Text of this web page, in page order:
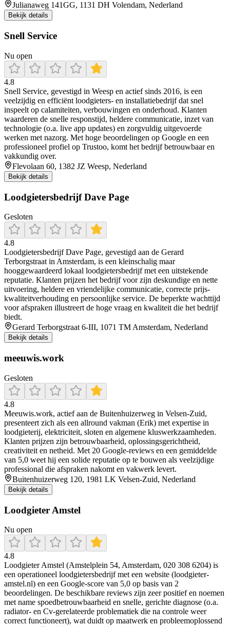
Julianaweg 141GG, 1131 DH Volendam, Nederland
Bekijk details
Snell Service
Nu open
4.8
Snell Service, gevestigd in Weesp en actief sinds 2016, is een
veelzijdig en efficiënt loodgieters- en installatiebedrijf dat snel
inspeelt op calamiteiten, verbouwingen en onderhoud. Klanten
waarderen de snelle responstijd, heldere communicatie, inzet van
technologie (o.a. live app updates) en zorgvuldig uitgevoerde
werken met nazorg. Met hoge beoordelingen op Google en een
professioneel profiel op Trustoo, komt het bedrijf betrouwbaar en
vakkundig over.
Flevolaan 60, 1382 JZ Weesp, Nederland
Bekijk details
Loodgietersbedrijf Dave Page
Gesloten
4.8
Loodgietersbedrijf Dave Page, gevestigd aan de Gerard
Terborgstraat in Amsterdam, is een kleinschalig maar
hooggewaardeerd lokaal loodgietersbedrijf met een uitstekende
reputatie. Klanten prijzen het bedrijf voor zijn deskundige en nette
uitvoering, heldere en vriendelijke communicatie, correcte prijs-
kwaliteitverhouding en persoonlijke service. De beperkte wachttijd
voor afspraken illustreert de hoge vraag en kwaliteit die het bedrijf
biedt.
Gerard Terborgstraat 6-III, 1071 TM Amsterdam, Nederland
Bekijk details
meeuwis.work
Gesloten
4.8
Meeuwis.work, actief aan de Buitenhuizerweg in Velsen‑Zuid,
presenteert zich als een allround vakman (Erik) met expertise in
loodgieterij, elektriciteit, sloten en algemene kluswerkzaamheden.
Klanten prijzen zijn betrouwbaarheid, oplossingsgerichtheid,
creativiteit en netheid. Met 20 Google‑reviews en een gemiddelde
van 5,0 weet hij een solide reputatie op te bouwen als veelzijdige
professional die afspraken nakomt en vakwerk levert.
Buitenhuizerweg 120, 1981 LK Velsen-Zuid, Nederland
Bekijk details
Loodgieter Amstel
Nu open
4.8
Loodgieter Amstel (Amstelplein 54, Amsterdam, 020 308 6204) is
een operationeel loodgietersbedrijf met een website (loodgieter-
amstel.nl) en een Google-score van 5,0 op basis van 2
beoordelingen. De beschikbare reviews zijn zeer positief en noemen
met name spoedbetrouwbaarheid en snelle, gerichte diagnose (o.a.
radiator- en Cv-gerelateerde problematiek die na controle weer
correct functioneert), wat duidt op maatwerk en probleemoplossend